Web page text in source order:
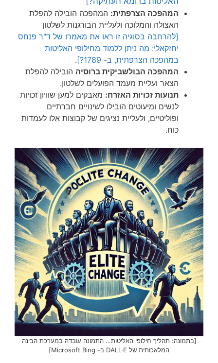
המהפכה הצרפתית: המהפכה הובילה להפלת
האצולה והמלוכה ולעליית הבורגנות לשלטון
[להרחבה בסוגיה זו ראו את מאמרו של ד"ר פנחס
יחזקאלי: מה ניתן ללמוד מחילופי האליטות
במהפכה הצרפתית, ב- 1789?]
.
המהפכה הבולשביקית ברוסיה הובילה להפלת
הצאר ועליית מעמד הפועלים לשלטון.
תנועות זכויות האזרח: מאבקים למען שוויון זכויות
לנשים ומיעוטים הובילו לשינויים חברתיים
ופוליטיים, ולעליית נציגים של קבוצות אלו לעמדות
כוח.
[בתמונה: תהליך חילופי האליטות… התמונה עובדה במערכת הבינה
המלאכותית של DALL·E ב- Microsoft Bing]